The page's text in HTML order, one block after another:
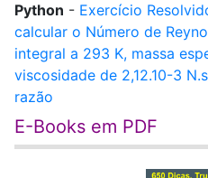
Python - Exercício
calcular o Número de
integral a 293 K, massa
viscosidade de 2,12.10-3
razão
E-Books em PDF